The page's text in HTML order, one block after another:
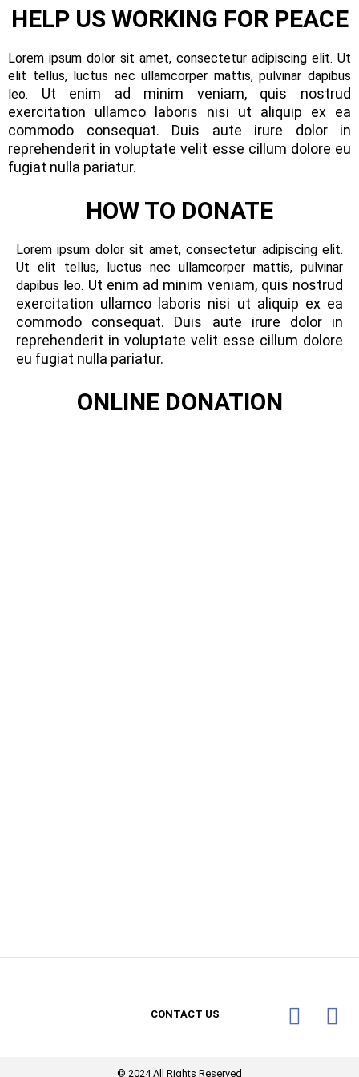
HELP US WORKING FOR PEACE
Lorem ipsum dolor sit amet, consectetur adipiscing elit. Ut
elit tellus, luctus nec ullamcorper mattis, pulvinar dapibus
leo. Ut enim ad minim veniam, quis nostrud
exercitation ullamco laboris nisi ut aliquip ex ea
commodo consequat. Duis aute irure dolor in
reprehenderit in voluptate velit esse cillum dolore eu
fugiat nulla pariatur.
HOW TO DONATE
Lorem ipsum dolor sit amet, consectetur adipiscing elit.
Ut elit tellus, luctus nec ullamcorper mattis, pulvinar
dapibus leo. Ut enim ad minim veniam, quis nostrud
exercitation ullamco laboris nisi ut aliquip ex ea
commodo consequat. Duis aute irure dolor in
reprehenderit in voluptate velit esse cillum dolore
eu fugiat nulla pariatur.
ONLINE DONATION
CONTACT US
© 2024 All Rights Reserved​